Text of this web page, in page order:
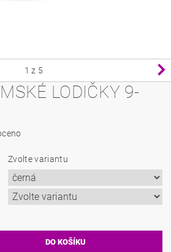
1 z 5
LODIČKY 9-
Zvolte variantu